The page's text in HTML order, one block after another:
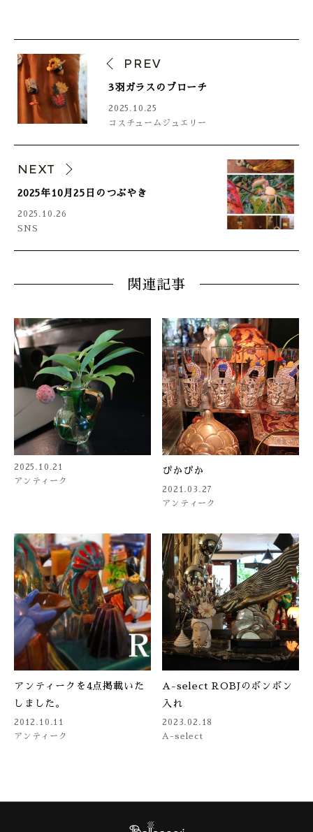
PREV
3羽ガラスのブローチ
2025.10.25
コスチュームジュエリー
NEXT
2025年10月25日のつぶやき
2025.10.26
SNS
関連記事
2025.10.21
アンティーク
ぴかぴか
2021.03.27
アンティーク
アンティークを4点掲載いた
しました。
2012.10.11
アンティーク
A-select ROBJのボンボン
入れ
2023.02.18
A-select